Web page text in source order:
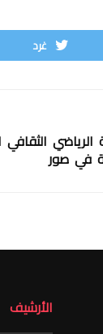
غرد
الثقافي
في صور
الأرشيف